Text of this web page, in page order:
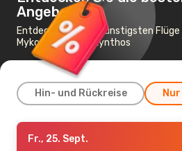
Angebote
Entdecken Sie die günstigsten Flüge
Mykonos nach Zakynthos
Hin- und Rückreise
Mi., 16. Sept.
Fr., 25. Sept.